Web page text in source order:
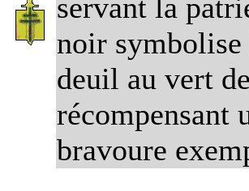
servant la
noir
deuil au vert
récompensant
bravoure